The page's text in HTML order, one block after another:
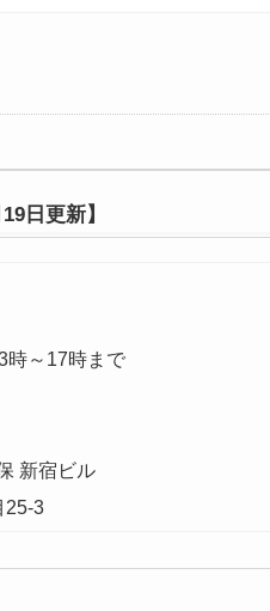
日更新】
～17時まで
新宿ビル
25-3